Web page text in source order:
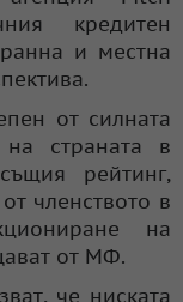
кредитен
и местна
от силната
страната в
рейтинг,
членството в
на
от МФ.
че ниската